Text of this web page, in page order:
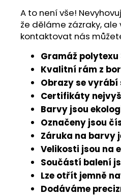
A to není vše!
že děláme zázraky,
kontaktovat nás
Gramáž
Kvalitní rám z
Obrazy se vyrábí
Certifikáty
Barvy jsou
Označeny jsou
Záruka na barvy
Velikosti jsou na
Součástí balení
Lze otřít jemně
Dodáváme